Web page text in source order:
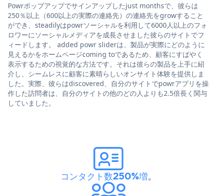
Powrポップアップでサインアップしたjust monthsで、彼らは
250％以上（600以上の実際の連絡先）の連絡先をgrowすること
ができ、steadilyはpowrソーシャルを利用して6000人以上のフォ
ロワーにソーシャルメディアを成長させました彼らのサイトでフ
ィードします。 added powr sliderは、製品が実際にどのように
見えるかをホームページcoming toであるため、顧客にすばやく
表示するための視覚的な方法です。それは彼らの製品を上手に紹
介し、シームレスに顧客に素晴らしいオンサイト体験を提供しま
した。実際、彼らはdiscovered、自分のサイトでpowrアプリを操
作した訪問者は、自分のサイトの他のどの人よりも2.5倍長く関与
していました。
コンタクト数250%増。